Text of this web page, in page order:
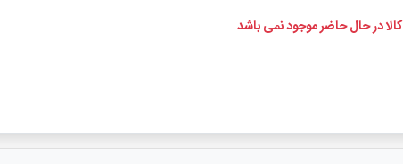
کالا در حال حاضر موجود نمی باشد